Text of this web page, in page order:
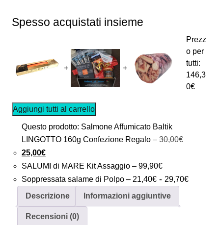
Spesso acquistati insieme
+ +
Prezz
o per
tutti:
146,3
0€
Aggiungi tutti al carrello
Questo prodotto: Salmone Affumicato Baltik
LINGOTTO 160g Confezione Regalo – 30,00€Il
era:
25,00€Il
prezzo
attuale
è:
25,00€.
SALUMI di MARE Kit Assaggio – 99,90€
Soppressata salame di Polpo – 21,40€ - 29,70€Fascia
Descrizione Informazioni aggiuntive
Recensioni (0)